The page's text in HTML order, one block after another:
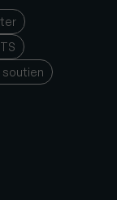
soutien